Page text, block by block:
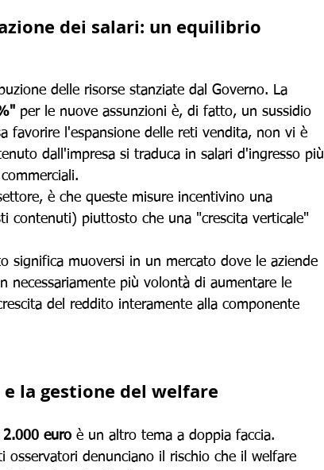
dei salari: un equilibrio
delle risorse stanziate dal Governo. La
per le nuove assunzioni è, di fatto, un sussidio
favorire l'espansione delle reti vendita, non vi è
dall'impresa si traduca in salari d'ingresso più
è che queste misure incentivino una
contenuti) piuttosto che una "crescita verticale"
significa muoversi in un mercato dove le aziende
necessariamente più volontà di aumentare le
del reddito interamente alla componente
la gestione del welfare
euro è un altro tema a doppia faccia.
osservatori denunciano il rischio che il welfare